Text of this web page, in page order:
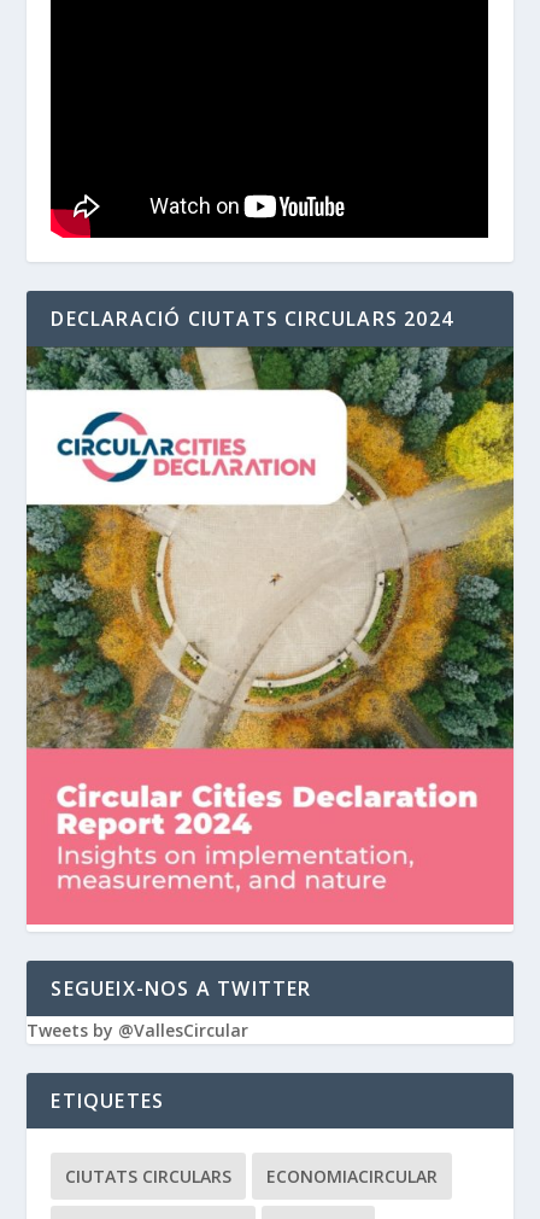
DECLARACIÓ CIUTATS CIRCULARS 2024
SEGUEIX-NOS A TWITTER
Tweets by @VallesCircular
ETIQUETES
CIUTATS CIRCULARS ECONOMIACIRCULAR